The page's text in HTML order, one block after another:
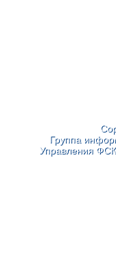
Группа
Управления